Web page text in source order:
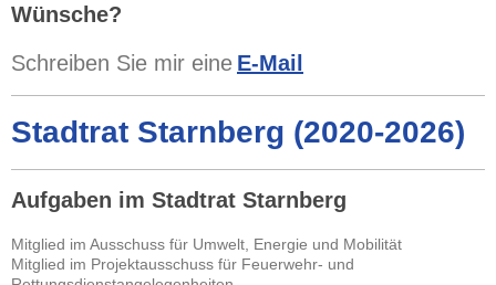
Wünsche?
Schreiben Sie mir eine E-Mail
Stadtrat Starnberg (2020-2026)
Aufgaben im Stadtrat Starnberg
Mitglied im Ausschuss für Umwelt, Energie und Mobilität
Mitglied im Projektausschuss für Feuerwehr- und